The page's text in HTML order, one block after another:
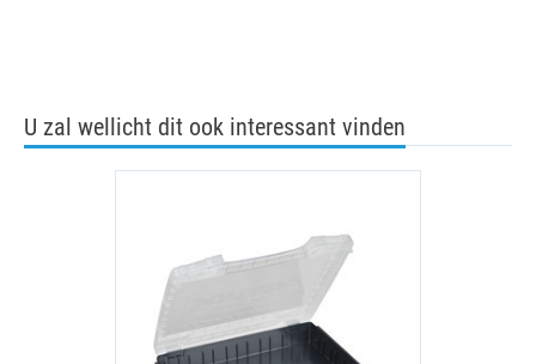
U zal wellicht dit ook interessant vinden